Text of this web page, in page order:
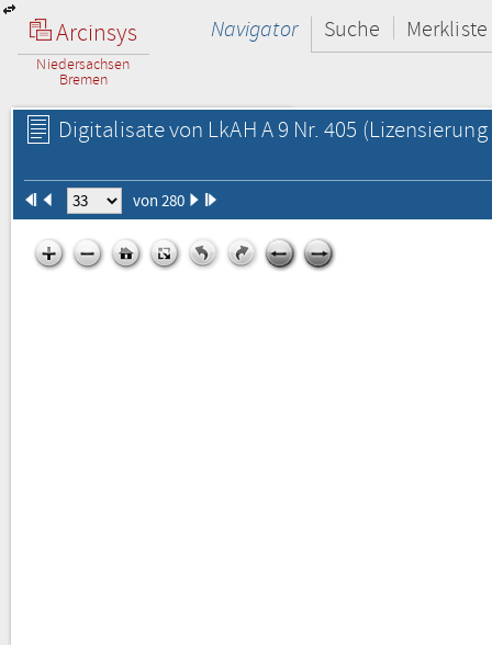
Arcinsys
Niedersachsen
Bremen
Navigator Suche Merkliste
Digitalisate von LkAH A 9 Nr. 405
von 280